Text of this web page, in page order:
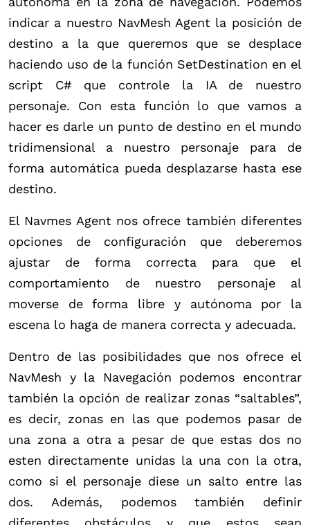
indicar a nuestro NavMesh Agent la posición de
destino a la que queremos que se desplace
haciendo uso de la función SetDestination en el
script C# que controle la IA de nuestro
personaje. Con esta función lo que vamos a
hacer es darle un punto de destino en el mundo
tridimensional a nuestro personaje para de
forma automática pueda desplazarse hasta ese
destino.
El Navmes Agent nos ofrece también diferentes
opciones de configuración que deberemos
ajustar de forma correcta para que el
comportamiento de nuestro personaje al
moverse de forma libre y autónoma por la
escena lo haga de manera correcta y adecuada.
Dentro de las posibilidades que nos ofrece el
NavMesh y la Navegación podemos encontrar
también la opción de realizar zonas “saltables”,
es decir, zonas en las que podemos pasar de
una zona a otra a pesar de que estas dos no
esten directamente unidas la una con la otra,
como si el personaje diese un salto entre las
dos. Además, podemos también definir